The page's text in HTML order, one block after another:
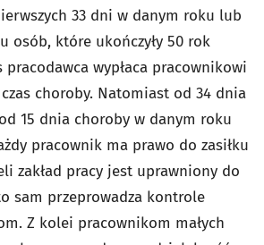
33 dni w danym roku lub
osób, które ukończyły 50 rok
pracodawca wypłaca pracownikowi
choroby. Natomiast od 34 dnia
15 dnia choroby w danym roku
pracownik ma prawo do zasiłku
zakład pracy jest uprawniony do
sam przeprowadza kontrole
Z kolei pracownikom małych